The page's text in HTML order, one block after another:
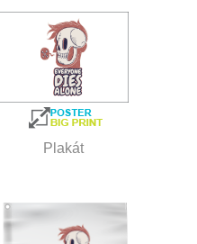
Plakát